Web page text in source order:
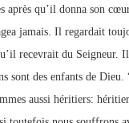
après qu’il donna son
jamais. Il regardait
recevrait du Seigneur.
sont des enfants de Dieu.
aussi héritiers: